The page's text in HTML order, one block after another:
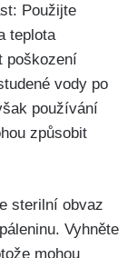
Použijte‌
teplota‌
‌poškození
vody‍ po
používání
způsobit
sterilní obvaz⁤
Vyhněte
mohou